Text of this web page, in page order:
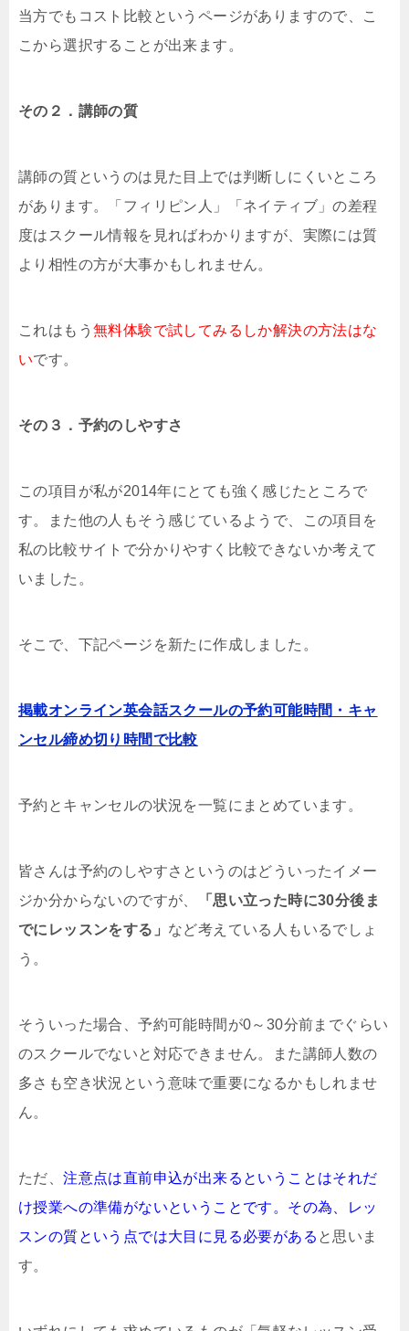
当方でもコスト比較というページがありますので、こ
こから選択することが出来ます。
その２．講師の質
講師の質というのは見た目上では判断しにくいところ
があります。「フィリピン人」「ネイティブ」の差程
度はスクール情報を見ればわかりますが、実際には質
より相性の方が大事かもしれません。
これはもう 無料体験で試してみるしか解決の方法はな
いです。
その３．予約のしやすさ
この項目が私が2014年にとても強く感じたところで
す。また他の人もそう感じているようで、この項目を
私の比較サイトで分かりやすく比較できないか考えて
いました。
そこで、下記ページを新たに作成しました。
掲載オンライン英会話スクールの予約可能時間・キャ
ンセル締め切り時間で比較
予約とキャンセルの状況を一覧にまとめています。
皆さんは予約のしやすさというのはどういったイメー
ジか分からないのですが、
「思い立った時に30分後ま
でにレッスンをする」 など考えている人もいるでしょ
う。
そういった場合、予約可能時間が0～30分前までぐらい
のスクールでないと対応できません。また講師人数の
多さも空き状況という意味で重要になるかもしれませ
ん。
ただ、注意点は直前申込が出来るということはそれだ
け授業への準備がないということです。その為、レッ
スンの質という点では大目に見る必要がある と思いま
す。